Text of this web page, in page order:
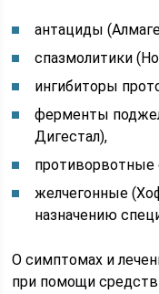
антациды
спазмолитики
ингибиторы
ферменты
Дигестал),
противорвотные
желчегонные
назначению
О симптомах и
при помощи